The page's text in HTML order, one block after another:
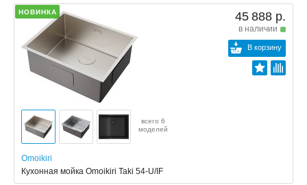
НОВИНКА 45 888 р.
в наличии
В корзину
всего 6
моделей
Omoikiri
Кухонная мойка Omoikiri Taki 54-U/IF